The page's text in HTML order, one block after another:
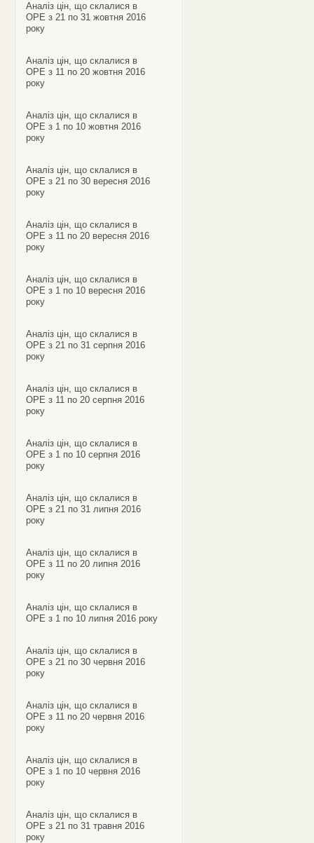
Аналіз цін, що склалися в
ОРЕ з 21 по 31 жовтня 2016
року
Аналіз цін, що склалися в
ОРЕ з 11 по 20 жовтня 2016
року
Аналіз цін, що склалися в
ОРЕ з 1 по 10 жовтня 2016
року
Аналіз цін, що склалися в
ОРЕ з 21 по 30 вересня 2016
року
Аналіз цін, що склалися в
ОРЕ з 11 по 20 вересня 2016
року
Аналіз цін, що склалися в
ОРЕ з 1 по 10 вересня 2016
року
Аналіз цін, що склалися в
ОРЕ з 21 по 31 серпня 2016
року
Аналіз цін, що склалися в
ОРЕ з 11 по 20 серпня 2016
року
Аналіз цін, що склалися в
ОРЕ з 1 по 10 серпня 2016
року
Аналіз цін, що склалися в
ОРЕ з 21 по 31 липня 2016
року
Аналіз цін, що склалися в
ОРЕ з 11 по 20 липня 2016
року
Аналіз цін, що склалися в
ОРЕ з 1 по 10 липня 2016 року
Аналіз цін, що склалися в
ОРЕ з 21 по 30 червня 2016
року
Аналіз цін, що склалися в
ОРЕ з 11 по 20 червня 2016
року
Аналіз цін, що склалися в
ОРЕ з 1 по 10 червня 2016
року
Аналіз цін, що склалися в
ОРЕ з 21 по 31 травня 2016
року